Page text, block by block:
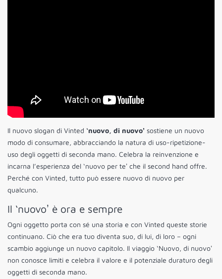
Il nuovo slogan di Vinted ‘nuovo, di nuovoʼ sostiene un nuovo
modo di consumare, abbracciando la natura di uso-ripetizione-
uso degli oggetti di seconda mano. Celebra la reinvenzione e
incarna l’esperienza del ‘nuovo per teʼ che il second hand offre.
Perché con Vinted, tutto può essere nuovo di nuovo per
qualcuno.
Il ‘nuovoʼ è ora e sempre
Ogni oggetto porta con sé una storia e con Vinted queste storie
continuano. Ciò che era tuo diventa suo, di lui, di loro – ogni
scambio aggiunge un nuovo capitolo. Il viaggio ‘Nuovo, di nuovoʼ
non conosce limiti e celebra il valore e il potenziale duraturo degli
oggetti di seconda mano.